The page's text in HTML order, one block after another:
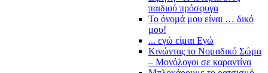
παιδιού πρόσφυγα
Το όνομά μου είναι … δικό
μου!
... εγώ είμαι Εγώ
Κινώντας το Νομαδικό Σώμα
– Μονόλογοι σε καραντίνα